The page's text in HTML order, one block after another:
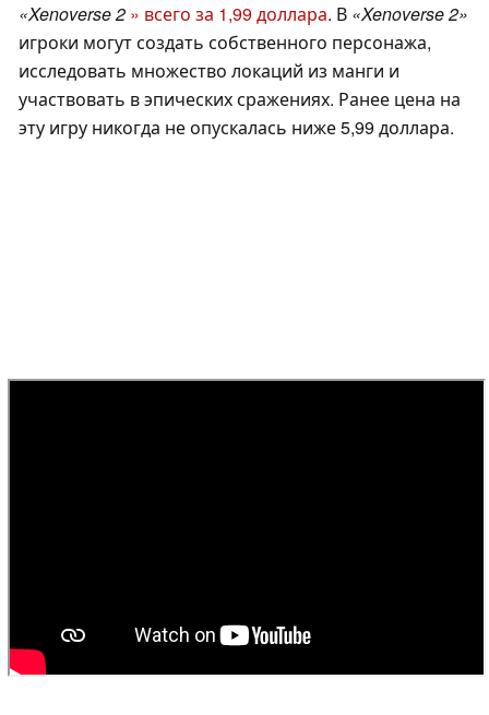
«Xenoverse 2 » всего за 1,99 доллара. В «Xenoverse 2»
игроки могут создать собственного персонажа,
исследовать множество локаций из манги и
участвовать в эпических сражениях. Ранее цена на
эту игру никогда не опускалась ниже 5,99 доллара.